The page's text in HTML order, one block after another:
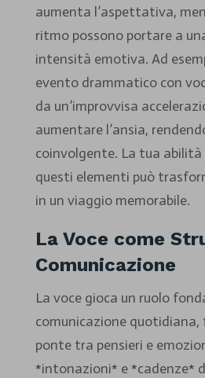
aumenta l’aspettativa,
ritmo possono portare a
intensità emotiva. Ad
evento drammatico con
da un’improvvisa
aumentare l’ansia,
coinvolgente. La tua abilità
questi elementi può
in un viaggio memorabile.
La Voce come
Comunicazione
La voce gioca un ruolo
comunicazione quotidiana,
ponte tra pensieri e
*intonazioni* e *cadenze*